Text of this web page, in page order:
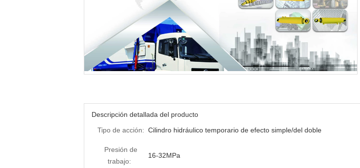
Descripción detallada del producto
Tipo de acción: Cilindro hidráulico temporario de efecto simple/del doble
Presión de
trabajo:
16-32MPa